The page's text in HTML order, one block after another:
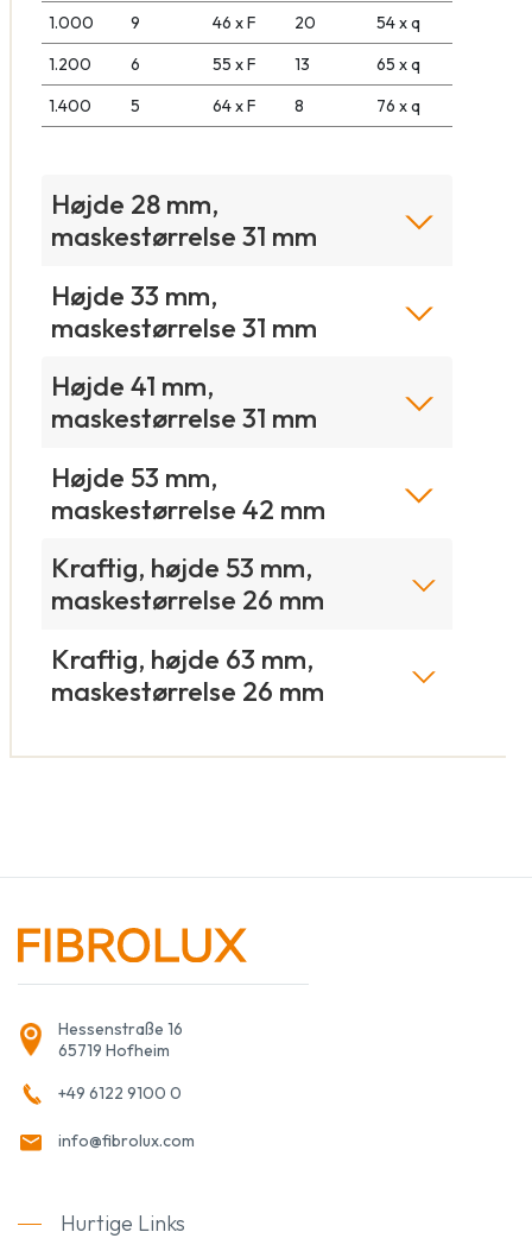
1.000
9 46 x F 20
54 x q
1.200
6 55 x F 13
65 x q
1.400
5 64 x F 8 76 x q
Højde 28 mm,
maskestørrelse 31 mm
Højde 33 mm,
maskestørrelse 31 mm
Højde 41 mm,
maskestørrelse 31 mm
Højde 53 mm,
maskestørrelse 42 mm
Kraftig, højde 53 mm,
maskestørrelse 26 mm
Kraftig, højde 63 mm,
maskestørrelse 26 mm
Hessenstraße 16
65719 Hofheim
+49 6122 9100 0
info@fibrolux.com
Hurtige Links